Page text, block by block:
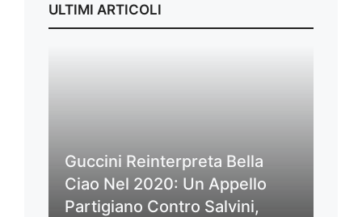
ULTIMI ARTICOLI
Guccini Reinterpreta Bella
Ciao Nel 2020: Un Appello
Partigiano Contro Salvini,